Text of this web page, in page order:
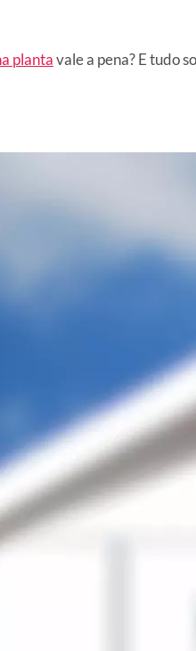
plantavale a pena? E tudo